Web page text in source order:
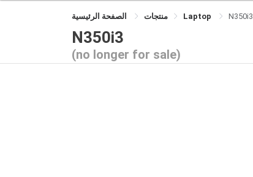
منتجات Laptop N350i3
N350i3
(no longer for sale)